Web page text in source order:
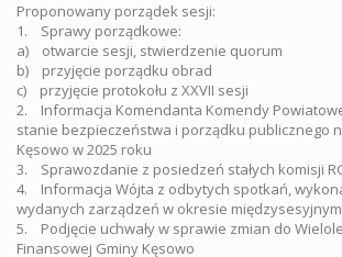
Proponowany porządek sesji:
1. Sprawy porządkowe:
a) otwarcie sesji, stwierdzenie quorum
b) przyjęcie porządku obrad
c) przyjęcie protokołu z XXVII sesji
2. Informacja Komendanta Komendy
stanie bezpieczeństwa i porządku publicznego
Kęsowo w 2025 roku
3. Sprawozdanie z posiedzeń stałych komisji
4. Informacja Wójta z odbytych spotkań,
wydanych zarządzeń w okresie
5. Podjęcie uchwały w sprawie zmian do
Finansowej Gminy Kęsowo